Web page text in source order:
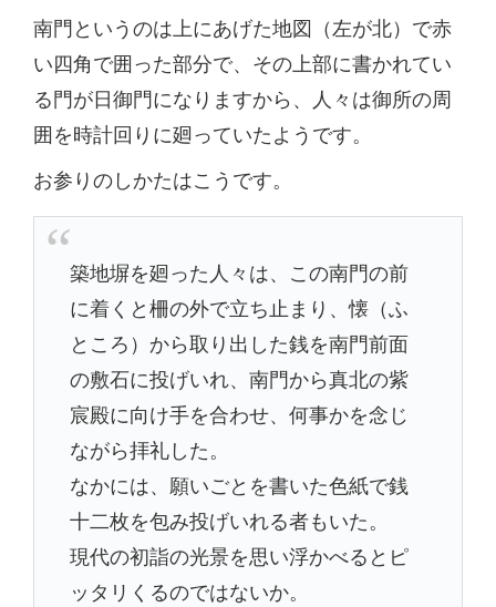
南門というのは上にあげた地図（左が北）で赤
い四角で囲った部分で、その上部に書かれてい
る門が日御門になりますから、人々は御所の周
囲を時計回りに廻っていたようです。
お参りのしかたはこうです。
築地塀を廻った人々は、この南門の前
に着くと柵の外で立ち止まり、懐（ふ
ところ）から取り出した銭を南門前面
の敷石に投げいれ、南門から真北の紫
宸殿に向け手を合わせ、何事かを念じ
ながら拝礼した。
なかには、願いごとを書いた色紙で銭
十二枚を包み投げいれる者もいた。
現代の初詣の光景を思い浮かべるとピ
ッタリくるのではないか。